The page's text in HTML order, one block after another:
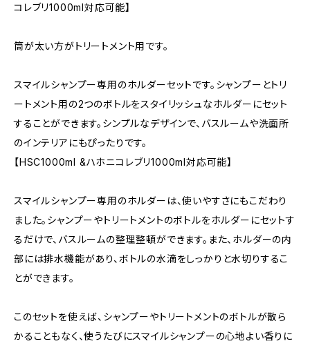
コレブリ1000ml対応可能】
筒が太い方がトリートメント用です。
スマイルシャンプー専用のホルダーセットです。シャンプーとトリ
ートメント用の2つのボトルをスタイリッシュなホルダーにセット
することができます。シンプルなデザインで、バスルームや洗面所
のインテリアにもぴったりです。
【HSC1000ml &ハホニコレブリ1000ml対応可能】
スマイルシャンプー専用のホルダーは、使いやすさにもこだわり
ました。シャンプーやトリートメントのボトルをホルダーにセットす
るだけで、バスルームの整理整頓ができます。また、ホルダーの内
部には排水機能があり、ボトルの水滴をしっかりと水切りするこ
とができます。
このセットを使えば、シャンプーやトリートメントのボトルが散ら
かることもなく、使うたびにスマイルシャンプーの心地よい香りに